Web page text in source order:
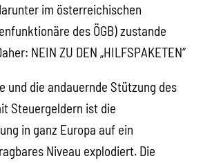
im österreichischen
des ÖGB) zustande
NEIN ZU DEN „HILFSPAKETEN“
und die andauernde Stützung des
Steuergeldern ist die
in ganz Europa auf ein
Niveau explodiert. Die